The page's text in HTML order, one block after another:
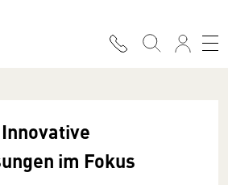
Innovative
im Fokus